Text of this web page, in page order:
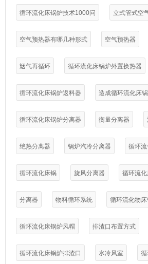
循环流化床锅炉技术1000问 立式管式空
空气预热器有哪几种形式 空气预热器
烟气再循环 循环流化床锅炉外置换热器
循环流化床锅炉返料器 造成循环流化床
循环流化床锅炉分离器 衡量分离器
绝热分离器 锅炉汽冷分离器 循环
循环流化床锅 旋风分离器 循环流
分离器 物料循环系统 循环流化物
循环流化床锅炉风帽 排渣口布置方式
循环流化床锅炉排渣口 水冷风室